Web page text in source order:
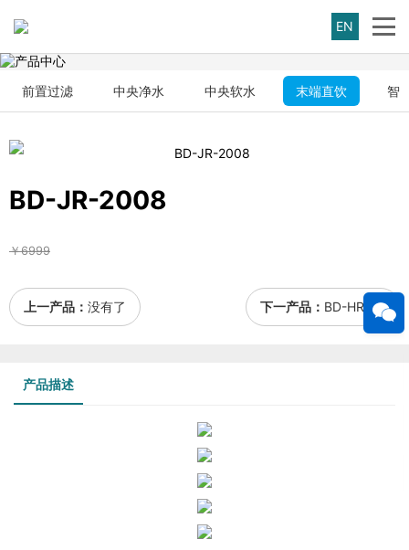
EN
前置过滤 中央净水 中央软水 末端直饮 智
BD-JR-2008
￥6999
上一产品： 没有了 下一产品： BD-HR-V9
产品描述